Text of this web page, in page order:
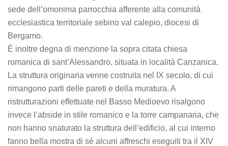
sede dell’omonima parrocchia afferente alla comunità
ecclesiastica territoriale sebino val calepio, diocesi di
Bergamo.
È inoltre degna di menzione la sopra citata chiesa
romanica di sant’Alessandro, situata in località Canzanica.
La struttura originaria venne costruita nel IX secolo, di cui
rimangono parti delle pareti e della muratura. A
ristrutturazioni effettuate nel Basso Medioevo risalgono
invece l’abside in stile romanico e la torre campanaria, che
non hanno snaturato la struttura dell’edificio, al cui interno
fanno bella mostra di sé alcuni affreschi eseguiti tra il XIV